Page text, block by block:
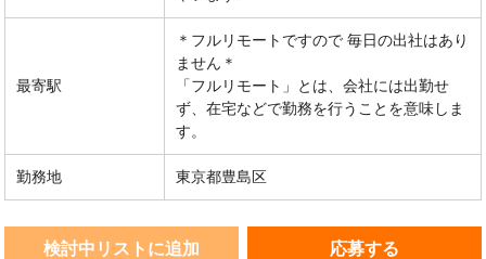
最寄駅
＊フルリモートですので 毎日の出社はあり
ません＊
「フルリモート」とは、会社には出勤せ
ず、在宅などで勤務を行うことを意味しま
す。
勤務地 東京都豊島区
検討中リストに追加 応募する